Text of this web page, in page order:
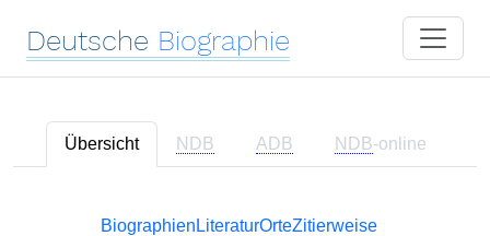
Deutsche Biographie
Übersicht NDB ADB NDB-online
Biographien LiteraturOrteZitierweise